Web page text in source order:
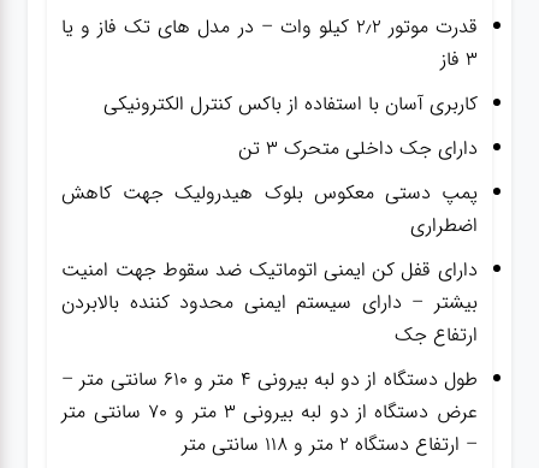
قدرت موتور ۲٫۲ کیلو وات – در مدل های تک فاز و یا
۳ فاز
کاربری آسان با استفاده از باکس کنترل الکترونیکی
دارای جک داخلی متحرک ۳ تن
پمپ دستی معکوس بلوک هیدرولیک جهت کاهش
اضطراری
دارای قفل کن ایمنی اتوماتیک ضد سقوط جهت امنیت
بیشتر – دارای سیستم ایمنی محدود کننده بالابردن
ارتفاع جک
طول دستگاه از دو لبه بیرونی ۴ متر و ۶۱۰ سانتی متر –
عرض دستگاه از دو لبه بیرونی ۳ متر و ۷۰ سانتی متر
– ارتفاع دستگاه ۲ متر و ۱۱۸ سانتی متر